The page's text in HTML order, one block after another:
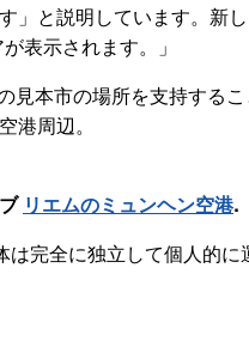
」と説明しています。新
表示されます。」
見本市の場所を支持する
港周辺。
リエムのミュンヘン空港.
は完全に独立して個人的